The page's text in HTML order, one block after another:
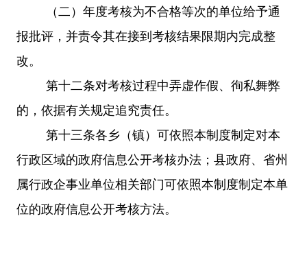
（二）年度考核为不合格等次的单位给予通
报批评，并责令其在接到考核结果限期内完成整
改。
第十二条对考核过程中弄虚作假、徇私舞弊
的，依据有关规定追究责任。
第十三条各乡（镇）可依照本制度制定对本
行政区域的政府信息公开考核办法；县政府、省州
属行政企事业单位相关部门可依照本制度制定本单
位的政府信息公开考核方法。